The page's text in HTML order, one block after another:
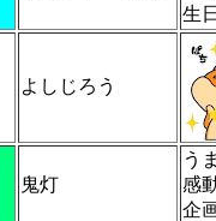
生
よしじろう
鬼灯
う
感
企